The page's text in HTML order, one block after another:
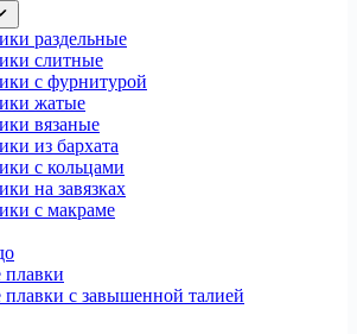
раздельные
слитные
с фурнитурой
жатые
вязаные
из бархата
с кольцами
на завязках
с макраме
с завышенной талией